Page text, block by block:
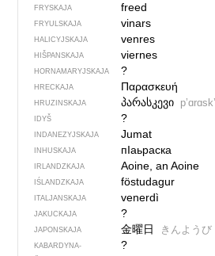
FRYSKAJA freed
FRYULSKAJA vinars
HALICYJSKAJA venres
HIŠPANSKAJA viernes
HORNAMARYJSKAJA ?
HRECKAJA Παρασκευή
HRUZINSKAJA პარასკევი
IDYŠ ?
INDANEZYJSKAJA Jumat
INHUSKAJA пIаьраска
IRLANDZKAJA Aoine, an Aoine
IŚLANDZKAJA föstudagur
ITALJANSKAJA venerdì
JAKUCKAJA ?
JAPONSKAJA 金曜日 きんようび
KABARDYNA-
?